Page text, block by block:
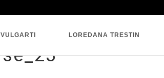
LOREDANA TRESTIN